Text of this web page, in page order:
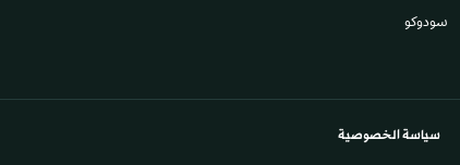
سودوكو
سياسة الخصوصية